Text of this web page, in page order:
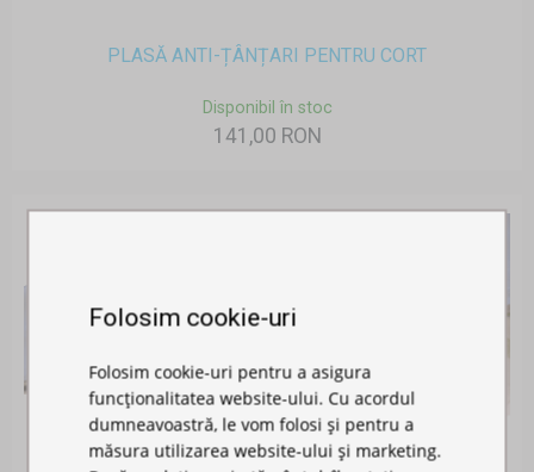
PLASĂ ANTI-ȚÂNȚARI PENTRU CORT
Disponibil în stoc
141,00 RON
Folosim cookie-uri
Folosim cookie-uri pentru a asigura
funcționalitatea website-ului. Cu acordul
dumneavoastră, le vom folosi și pentru a
măsura utilizarea website-ului și marketing.